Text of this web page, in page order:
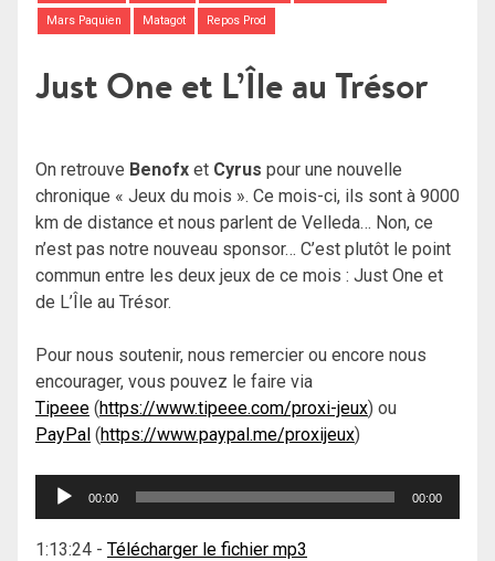
Mars Paquien Matagot Repos Prod
Just One et L’Île au Trésor
On retrouve Benofx et Cyrus pour une nouvelle
chronique « Jeux du mois ». Ce mois-ci, ils sont à 9000
km de distance et nous parlent de Velleda… Non, ce
n’est pas notre nouveau sponsor… C’est plutôt le point
commun entre les deux jeux de ce mois : Just One et
de L’Île au Trésor.
Pour nous soutenir, nous remercier ou encore nous
encourager, vous pouvez le faire via
Tipeee (https://www.tipeee.com/proxi-jeux) ou
PayPal (https://www.paypal.me/proxijeux)
Lecteur
00:00 00:00
1:13:24 - Télécharger le fichier mp3